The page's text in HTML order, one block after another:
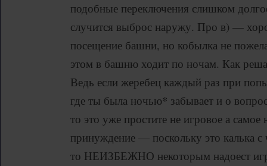
подобные переключения слишком
случится выброс наружу. Про в) —
посещение башни, но кобылка не
этом в башню ходит по ночам. Как
Ведь если жеребец каждый раз при
где ты была ночью* забывает и о
то это уже простите не игровое а
принуждение — поскольку это калька с
то НЕИЗБЕЖНО некоторым надоест